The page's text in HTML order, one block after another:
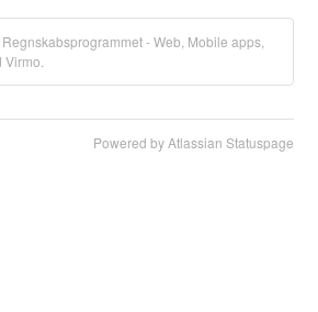
- Web, Mobile apps,
Powered by Atlassian Statuspage